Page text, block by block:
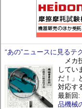
“あの”ニュースに見るテ
メカ
してい
だ！」
対応す
最新回:
品機械